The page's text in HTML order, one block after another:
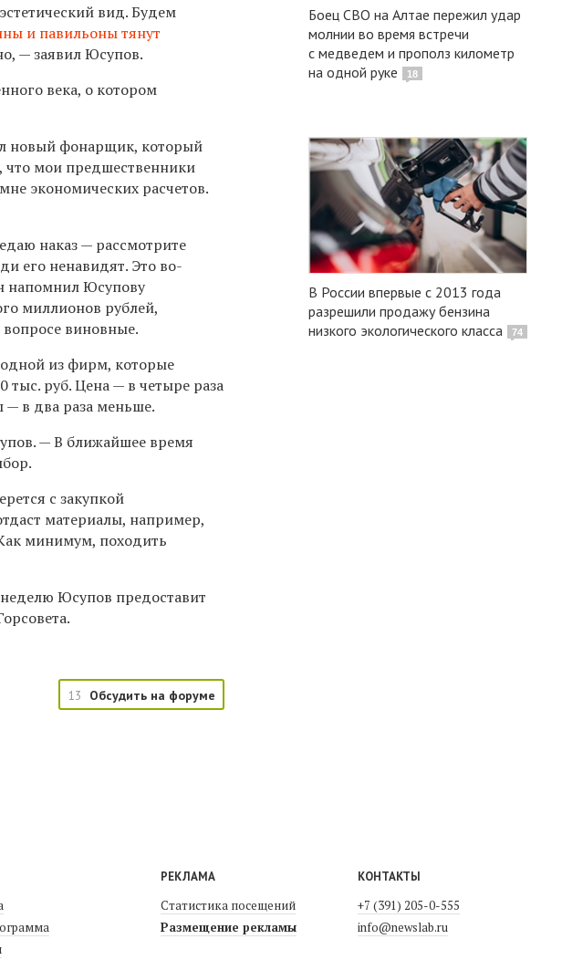
вид. Будем
и павильоны тянут
— заявил Юсупов.
века, о котором
новый фонарщик, который
мои предшественники
экономических расчетов.
наказ — рассмотрите
его ненавидят. Это во-
напомнил Юсупову
миллионов рублей,
виновные.
одной из фирм, которые
тыс. руб. Цена — в четыре раза
в два раза меньше.
— В ближайшее время
с закупкой
материалы, например,
минимум, походить
Юсупов предоставит
13 Обсудить на форуме
Боец СВО на Алтае пережил удар
молнии во время встречи
с медведем и прополз километр
на одной руке
18
В России впервые с 2013 года
разрешили продажу бензина
низкого экологического класса
74
РЕКЛАМА
Статистика посещений
Размещение рекламы
КОНТАКТЫ
+7 (391) 205-0-555
info@newslab.ru